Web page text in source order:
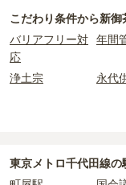
2つが主な費用となり
新御茶ノ水駅周辺の一
代は
きさ・素材によって変
なお、お墓によって
・納骨式の費用：お墓
円からお求めいただけ
一般的に最も費用を抑
する
比べて省スペースで管
価格の目安は、1名あ
並び替えてお墓を探す
こだわり条件から新御
バリアフリー対
応
年間
浄土宗 永代
東京メトロ千代田線の